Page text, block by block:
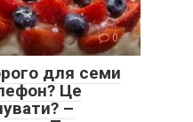
0
для семи
Це
–